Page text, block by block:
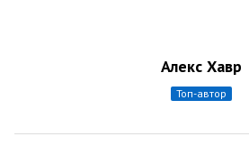
Алекс Хавр
топ-автор